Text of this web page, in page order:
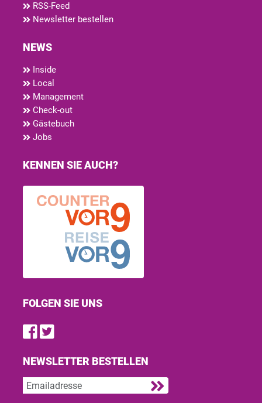
RSS-Feed
Newsletter bestellen
NEWS
Inside
Local
Management
Check-out
Gästebuch
Jobs
KENNEN SIE AUCH?
FOLGEN SIE UNS
Find us on Facebook
Follow us on Twitter
NEWSLETTER BESTELLEN